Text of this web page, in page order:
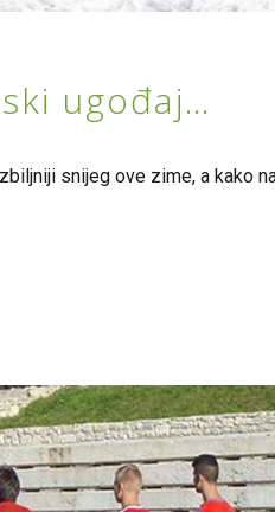
ugođaj…
snijeg ove zime, a kako